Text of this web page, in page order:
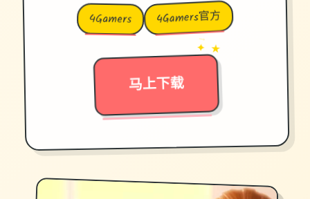
4Gamers 4Gamers官方
马上下载
→
✦ ★